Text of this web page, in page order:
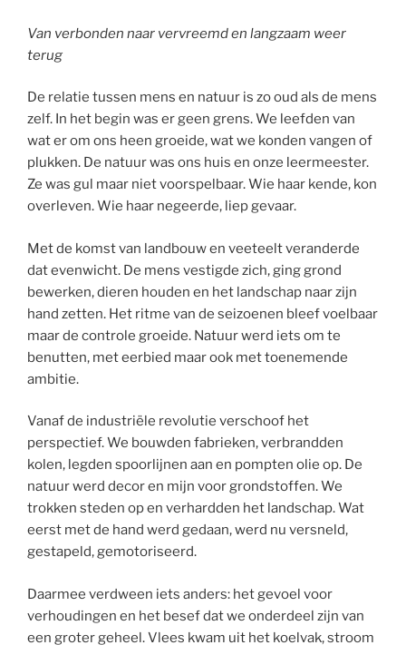
Van verbonden naar vervreemd en langzaam weer
terug
De relatie tussen mens en natuur is zo oud als de mens
zelf. In het begin was er geen grens. We leefden van
wat er om ons heen groeide, wat we konden vangen of
plukken. De natuur was ons huis en onze leermeester.
Ze was gul maar niet voorspelbaar. Wie haar kende, kon
overleven. Wie haar negeerde, liep gevaar.
Met de komst van landbouw en veeteelt veranderde
dat evenwicht. De mens vestigde zich, ging grond
bewerken, dieren houden en het landschap naar zijn
hand zetten. Het ritme van de seizoenen bleef voelbaar
maar de controle groeide. Natuur werd iets om te
benutten, met eerbied maar ook met toenemende
ambitie.
Vanaf de industriële revolutie verschoof het
perspectief. We bouwden fabrieken, verbrandden
kolen, legden spoorlijnen aan en pompten olie op. De
natuur werd decor en mijn voor grondstoffen. We
trokken steden op en verhardden het landschap. Wat
eerst met de hand werd gedaan, werd nu versneld,
gestapeld, gemotoriseerd.
Daarmee verdween iets anders: het gevoel voor
verhoudingen en het besef dat we onderdeel zijn van
een groter geheel. Vlees kwam uit het koelvak, stroom